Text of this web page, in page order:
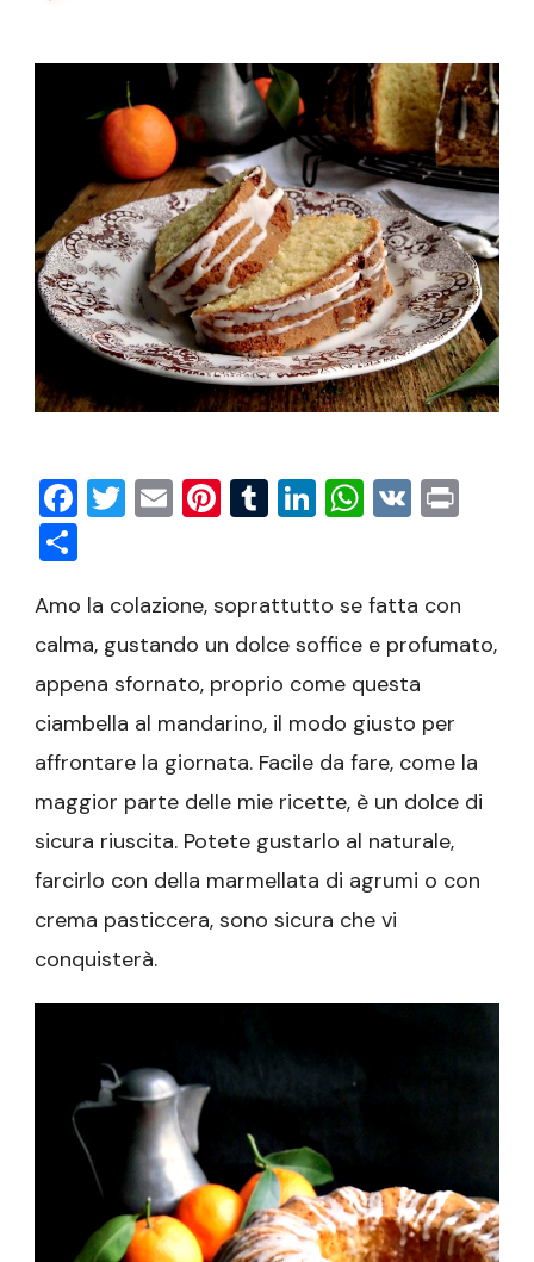
mandarino
Facebook
Twitter
EmailPinterest
Tumblr
LinkedIn
VK
Amo la colazione, soprattutto se fatta con
calma, gustando un dolce soffice e profumato,
appena sfornato, proprio come questa
ciambella al mandarino, il modo giusto per
affrontare la giornata. Facile da fare, come la
maggior parte delle mie ricette, è un dolce di
sicura riuscita. Potete gustarlo al naturale,
farcirlo con della marmellata di agrumi o con
crema pasticcera, sono sicura che vi
conquisterà.